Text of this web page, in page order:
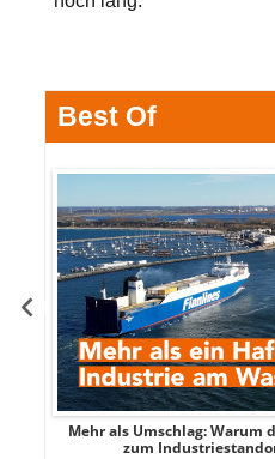
Best Of
Mehr als Umschlag: Warum
zum